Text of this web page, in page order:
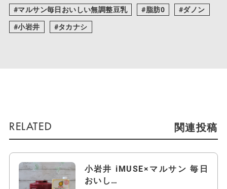
マルサン毎日おいしい無調整豆乳
脂肪0
ダノン
小岩井
タカナシ
関連投稿
小岩井 iMUSE×マルサン 毎日
おいし…